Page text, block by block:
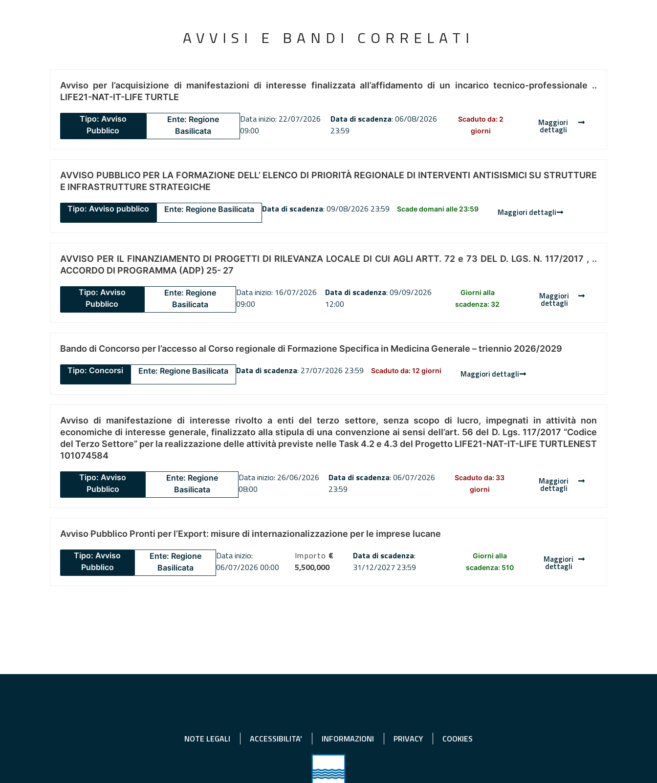
AVVISI E BANDI CORRELATI
Avviso per l’acquisizione di manifestazioni di interesse finalizzata all’affidamento di un incarico tecnico-professionale ..
LIFE21-NAT-IT-LIFE TURTLE
Tipo: Avviso
Pubblico
Ente: Regione
Basilicata
Data inizio: 22/07/2026
09:00
Data di scadenza: 06/08/2026
23:59
Scaduto da: 2
giorni
Maggiori
dettagli
AVVISO PUBBLICO PER LA FORMAZIONE DELL’ ELENCO DI PRIORITÀ REGIONALE DI INTERVENTI ANTISISMICI SU STRUTTURE
E INFRASTRUTTURE STRATEGICHE
Tipo: Avviso pubblico Ente: Regione Basilicata Data di scadenza: 09/08/2026 23:59 Scade domani alle 23:59 Maggiori dettagli
AVVISO PER IL FINANZIAMENTO DI PROGETTI DI RILEVANZA LOCALE DI CUI AGLI ARTT. 72 e 73 DEL D. LGS. N. 117/2017 , ..
ACCORDO DI PROGRAMMA (ADP) 25- 27
Tipo: Avviso
Pubblico
Ente: Regione
Basilicata
Data inizio: 16/07/2026
09:00
Data di scadenza: 09/09/2026
12:00
Giorni alla
scadenza: 32
Maggiori
dettagli
Bando di Concorso per l’accesso al Corso regionale di Formazione Specifica in Medicina Generale – triennio 2026/2029
Tipo: Concorsi Ente: Regione Basilicata Data di scadenza: 27/07/2026 23:59 Scaduto da: 12 giorni Maggiori dettagli
Avviso di manifestazione di interesse rivolto a enti del terzo settore, senza scopo di lucro, impegnati in attività non
economiche di interesse generale, finalizzato alla stipula di una convenzione ai sensi dell’art. 56 del D. Lgs. 117/2017 “Codice
del Terzo Settore” per la realizzazione delle attività previste nelle Task 4.2 e 4.3 del Progetto LIFE21-NAT-IT-LIFE TURTLENEST
101074584
Tipo: Avviso
Pubblico
Ente: Regione
Basilicata
Data inizio: 26/06/2026
08:00
Data di scadenza: 06/07/2026
23:59
Scaduto da: 33
giorni
Maggiori
dettagli
Avviso Pubblico Pronti per l’Export: misure di internazionalizzazione per le imprese lucane
Tipo: Avviso
Pubblico
Ente: Regione
Basilicata
Data inizio:
06/07/2026 00:00
Importo €
5,500,000
Data di scadenza:
31/12/2027 23:59
Giorni alla
scadenza: 510
Maggiori
dettagli
NOTE LEGALI ACCESSIBILITA' INFORMAZIONI PRIVACY COOKIES